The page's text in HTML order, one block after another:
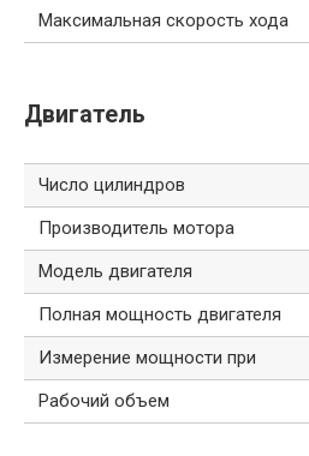
Максимальная скорость хода
Двигатель
Число цилиндров
Производитель мотора
Модель двигателя
Полная мощность двигателя
Измерение мощности при
Рабочий объем